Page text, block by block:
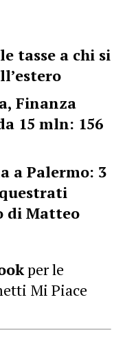
tasse a chi si
Finanza
15 mln: 156
a Palermo: 3
di Matteo
per le
Mi Piace